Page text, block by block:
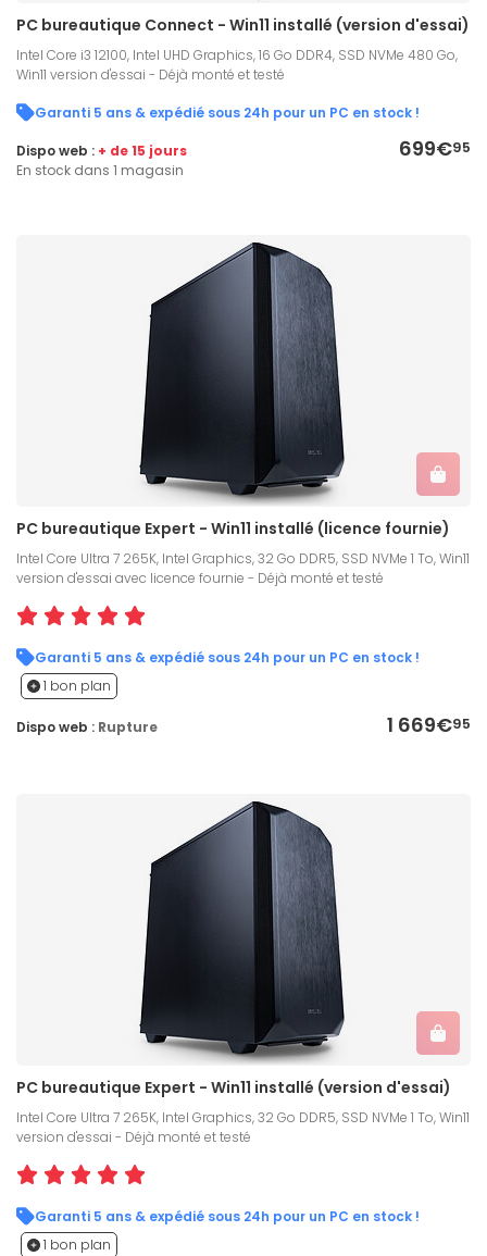
PC bureautique Connect - Win11 installé (version d'essai)
Intel Core i3 12100, Intel UHD Graphics, 16 Go DDR4, SSD NVMe 480 Go,
Win11 version d'essai - Déjà monté et testé
Garanti 5 ans & expédié sous 24h pour un PC en stock !
699€95
Dispo web : + de 15 jours
En stock dans 1 magasin
PC bureautique Expert - Win11 installé (licence fournie)
Intel Core Ultra 7 265K, Intel Graphics, 32 Go DDR5, SSD NVMe 1 To, Win11
version d'essai avec licence fournie - Déjà monté et testé
Garanti 5 ans & expédié sous 24h pour un PC en stock !
1 bon plan
1 669€95
Dispo web : Rupture
PC bureautique Expert - Win11 installé (version d'essai)
Intel Core Ultra 7 265K, Intel Graphics, 32 Go DDR5, SSD NVMe 1 To, Win11
version d'essai - Déjà monté et testé
Garanti 5 ans & expédié sous 24h pour un PC en stock !
1 bon plan